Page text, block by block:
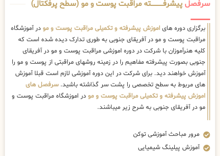
سرفصلپیشرفــــــــــــته مراقبت پوست و مو (سطح پرفکتال)
برگزاری دوره های اموزش پیشرفته و تکمیلی مراقبت پوست و مو در آموزشگاه
مراقبت پوست و مو در آفریقای جنوبی به طوری تدارک دیده شده است که
کلیه هنرآموزان با شرکت در دوره اموزشی مراقبت پوست و مو در آفریقای
جنوبی بصورت پیشرفته مفاهیم را در زمینه روشهای مراقبتی از پوست و مو را
آموزش خواهند دید. برای شرکت در این دوره آموزشی لازم است قبلا آموزش
های مربوط به سطح تخصصی را پشت سر گذاشته باشید.سرفصل های
اموزش پیشرفته و تکمیلی مراقبت پوست و مو در اموزشگاه مراقبت پوست و
مو در آفریقای جنوبی به شرح زیر میباشند.
مرور مباحث آموزشی توکن
آموزش پیلینگ شیمیایی